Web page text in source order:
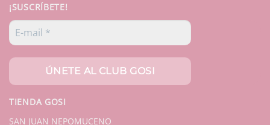
¡SUSCRÍBETE!
TIENDA GOSI
SAN JUAN NEPOMUCENO